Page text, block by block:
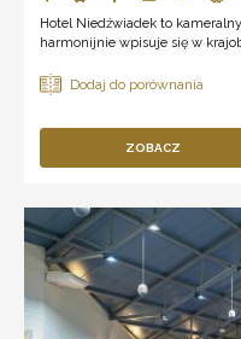
Hotel Niedźwiadek to
harmonijnie wpisuje się w
ZOBACZ